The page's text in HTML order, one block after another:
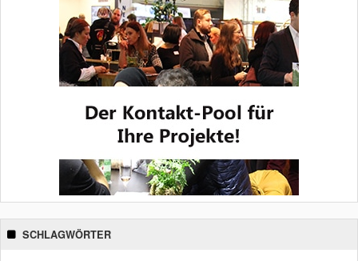
SCHLAGWÖRTER